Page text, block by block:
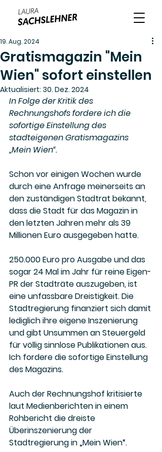
Gratismagazin "Mein
Wien" sofort einstellen
19. Aug. 2024
Aktualisiert: 30. Dez. 2024
In Folge der Kritik des
Rechnungshofs fordere ich die
sofortige Einstellung des
stadteigenen Gratismagazins
„Mein Wien“.
Schon vor einigen Wochen wurde
durch eine Anfrage meinerseits an
den zuständigen Stadtrat bekannt,
dass die Stadt für das Magazin in
den letzten Jahren mehr als 39
Millionen Euro ausgegeben hatte.
250.000 Euro pro Ausgabe und das
sogar 24 Mal im Jahr für reine Eigen-
PR der Stadträte auszugeben, ist
eine unfassbare Dreistigkeit. Die
Stadtregierung finanziert sich damit
lediglich ihre eigene Inszenierung
und gibt Unsummen an Steuergeld
für völlig sinnlose Publikationen aus.
Ich fordere die sofortige Einstellung
des Magazins.
Auch der Rechnungshof kritisierte
laut Medienberichten in einem
Rohbericht die dreiste
Überinszenierung der
Stadtregierung in „Mein Wien“.